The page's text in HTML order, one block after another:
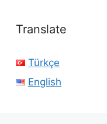
Translate
Türkçe
English